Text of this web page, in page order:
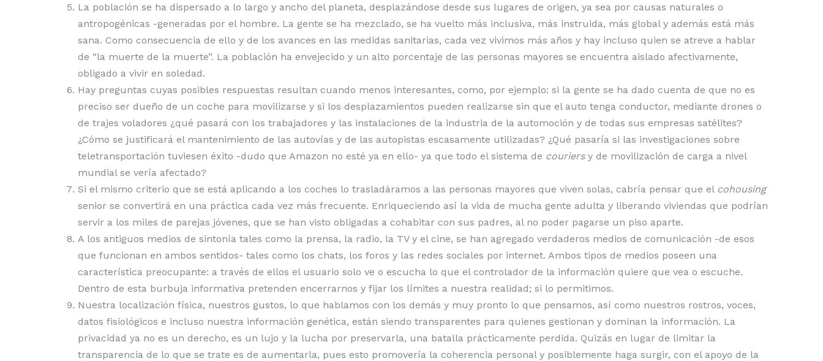
La población se ha dispersado a lo largo y ancho del planeta, desplazándose desde sus lugares de origen, ya sea por causas naturales o
antropogénicas -generadas por el hombre. La gente se ha mezclado, se ha vuelto más inclusiva, más instruida, más global y además está más
sana. Como consecuencia de ello y de los avances en las medidas sanitarias, cada vez vivimos más años y hay incluso quien se atreve a hablar
de “la muerte de la muerte”. La población ha envejecido y un alto porcentaje de las personas mayores se encuentra aislado afectivamente,
obligado a vivir en soledad.
Hay preguntas cuyas posibles respuestas resultan cuando menos interesantes, como, por ejemplo: si la gente se ha dado cuenta de que no es
preciso ser dueño de un coche para movilizarse y si los desplazamientos pueden realizarse sin que el auto tenga conductor, mediante drones o
de trajes voladores ¿qué pasará con los trabajadores y las instalaciones de la industria de la automoción y de todas sus empresas satélites?
¿Cómo se justificará el mantenimiento de las autovías y de las autopistas escasamente utilizadas? ¿Qué pasaría si las investigaciones sobre
teletransportación tuviesen éxito -dudo que Amazon no esté ya en ello- ya que todo el sistema de couriersy de movilización de carga a nivel
mundial se vería afectado?
Si el mismo criterio que se está aplicando a los coches lo trasladáramos a las personas mayores que viven solas, cabría pensar que el cohousing
senior se convertirá en una práctica cada vez más frecuente. Enriqueciendo así la vida de mucha gente adulta y liberando viviendas que podrían
servir a los miles de parejas jóvenes, que se han visto obligadas a cohabitar con sus padres, al no poder pagarse un piso aparte.
A los antiguos medios de sintonía tales como la prensa, la radio, la TV y el cine, se han agregado verdaderos medios de comunicación -de esos
que funcionan en ambos sentidos- tales como los chats, los foros y las redes sociales por internet. Ambos tipos de medios poseen una
característica preocupante: a través de ellos el usuario solo ve o escucha lo que el controlador de la información quiere que vea o escuche.
Dentro de esta burbuja informativa pretenden encerrarnos y fijar los límites a nuestra realidad; si lo permitimos.
Nuestra localización física, nuestros gustos, lo que hablamos con los demás y muy pronto lo que pensamos, así como nuestros rostros, voces,
datos fisiológicos e incluso nuestra información genética, están siendo transparentes para quienes gestionan y dominan la información. La
privacidad ya no es un derecho, es un lujo y la lucha por preservarla, una batalla prácticamente perdida. Quizás en lugar de limitar la
transparencia de lo que se trate es de aumentarla, pues esto promovería la coherencia personal y posiblemente haga surgir, con el apoyo de la